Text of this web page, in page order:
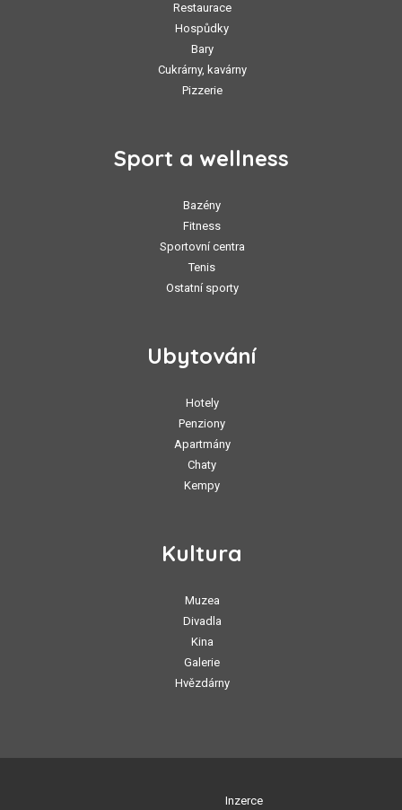
Restaurace
Hospůdky
Bary
Cukrárny, kavárny
Pizzerie
Sport a wellness
Bazény
Fitness
Sportovní centra
Tenis
Ostatní sporty
Ubytování
Hotely
Penziony
Apartmány
Chaty
Kempy
Kultura
Muzea
Divadla
Kina
Galerie
Hvězdárny
Inzerce